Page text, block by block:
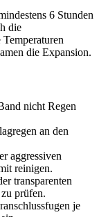
6 Stunden
die
die Expansion.
nicht Regen
an den
aggressiven
reinigen.
transparenten
prüfen.
je